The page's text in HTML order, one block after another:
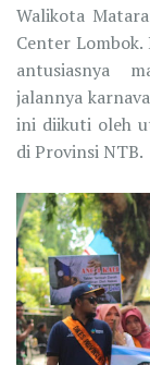
Walikota
Center
antusiasnya
jalannya
ini diikuti oleh
di Provinsi NTB.